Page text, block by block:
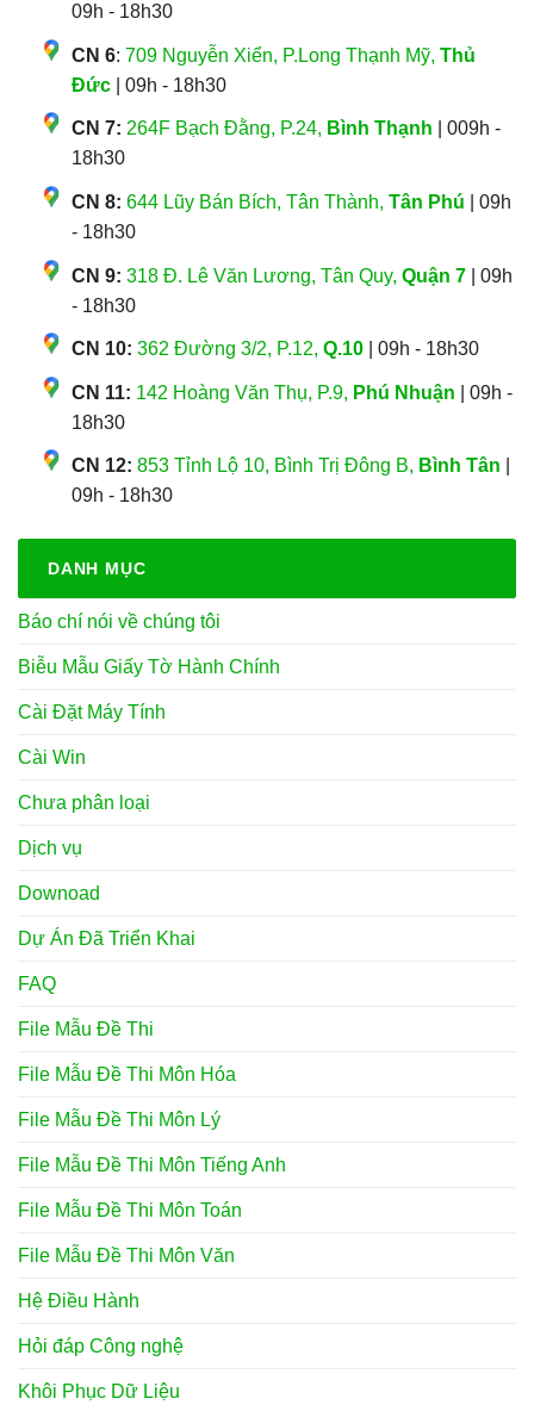
09h - 18h30
CN 6: 709 Nguyễn Xiển, P.Long Thạnh Mỹ, Thủ
Đức | 09h - 18h30
CN 7: 264F Bạch Đằng, P.24, Bình Thạnh | 009h -
18h30
CN 8: 644 Lũy Bán Bích, Tân Thành, Tân Phú | 09h
- 18h30
CN 9: 318 Đ. Lê Văn Lương, Tân Quy, Quận 7 | 09h
- 18h30
CN 10: 362 Đường 3/2, P.12, Q.10 | 09h - 18h30
CN 11: 142 Hoàng Văn Thụ, P.9, Phú Nhuận | 09h -
18h30
CN 12: 853 Tỉnh Lộ 10, Bình Trị Đông B, Bình Tân
09h - 18h30
DANH MỤC
Báo chí nói về chúng tôi
Biễu Mẫu Giấy Tờ Hành Chính
Cài Đặt Máy Tính
Cài Win
Chưa phân loại
Dịch vụ
Downoad
Dự Án Đã Triển Khai
FAQ
File Mẫu Đề Thi
File Mẫu Đề Thi Môn Hóa
File Mẫu Đề Thi Môn Lý
File Mẫu Đề Thi Môn Tiếng Anh
File Mẫu Đề Thi Môn Toán
File Mẫu Đề Thi Môn Văn
Hệ Điều Hành
Hỏi đáp Công nghệ
Khôi Phục Dữ Liệu